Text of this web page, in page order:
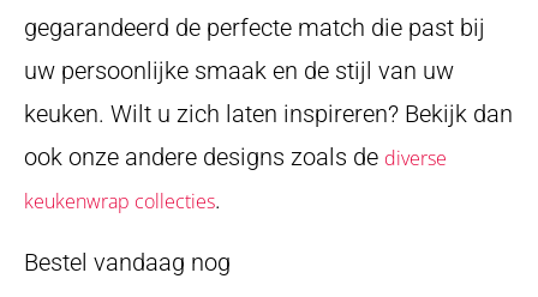
gegarandeerd de perfecte match die past bij
uw persoonlijke smaak en de stijl van uw
keuken. Wilt u zich laten inspireren? Bekijk dan
ook onze andere designs zoals de diverse
keukenwrap collecties.
Bestel vandaag nog